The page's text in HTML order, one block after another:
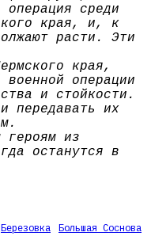
операция среди
края, и, к
расти. Эти
края,
операции
и стойкости.
передавать их
героям из
останутся в
Березовка
Большая Соснова